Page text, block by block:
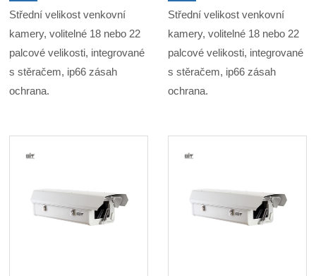
Střední velikost venkovní
kamery, volitelné 18 nebo 22
palcové velikosti, integrované
s stěračem, ip66 zásah
ochrana.
Střední velikost venkovní
kamery, volitelné 18 nebo 22
palcové velikosti, integrované
s stěračem, ip66 zásah
ochrana.